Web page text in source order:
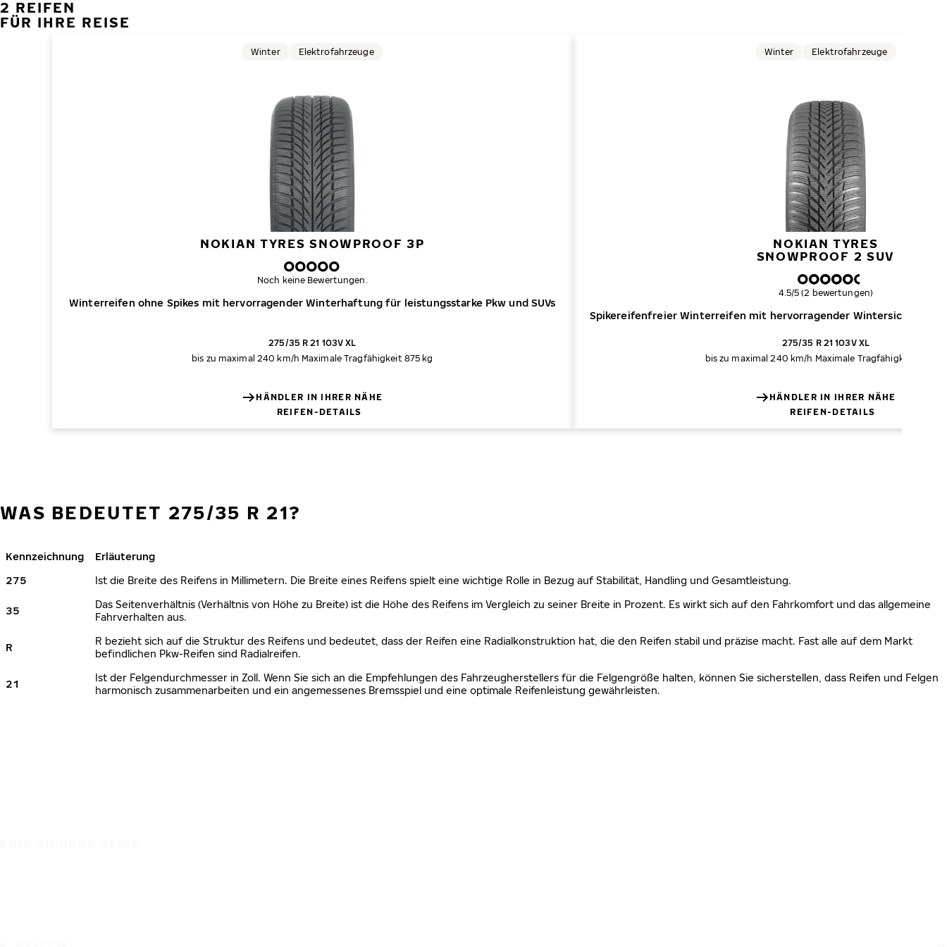
2 REIFEN
FÜR IHRE REISE
NOKIAN TYRES SNOWPROOF 3P
Winterreifen ohne Spikes mit hervorragender Winterhaftung für leistungsstarke Pkw und SUVs
Winter Elektrofahrzeuge
Noch keine Bewertungen.
275/35 R 21 103V XL
bis zu maximal 240 km/h Maximale Tragfähigkeit 875 kg
HÄNDLER IN IHRER NÄHE
REIFEN-DETAILS
NOKIAN TYRES
SNOWPROOF 2 SUV
Spikereifenfreier Winterreifen mit hervorragender Wintersicherheit
Winter Elektrofahrzeuge
Gesamtbewertung
4.5/5 (2 bewertungen)
275/35 R 21 103V XL
bis zu maximal 240 km/h Maximale Tragfähigkeit 875 kg
HÄNDLER IN IHRER NÄHE
REIFEN-DETAILS
WAS BEDEUTET 275/35 R 21?
Kennzeichnung
Erläuterung
275
Ist die Breite des Reifens in Millimetern. Die Breite eines Reifens spielt eine wichtige Rolle in Bezug auf Stabilität, Handling und Gesamtleistung.
35
Das Seitenverhältnis (Verhältnis von Höhe zu Breite) ist die Höhe des Reifens im Vergleich zu seiner Breite in Prozent. Es wirkt sich auf den Fahrkomfort und das allgemeine
Fahrverhalten aus.
R
R bezieht sich auf die Struktur des Reifens und bedeutet, dass der Reifen eine Radialkonstruktion hat, die den Reifen stabil und präzise macht. Fast alle auf dem Markt
befindlichen Pkw-Reifen sind Radialreifen.
21
Ist der Felgendurchmesser in Zoll. Wenn Sie sich an die Empfehlungen des Fahrzeugherstellers für die Felgengröße halten, können Sie sicherstellen, dass Reifen und Felgen
harmonisch zusammenarbeiten und ein angemessenes Bremsspiel und eine optimale Reifenleistung gewährleisten.